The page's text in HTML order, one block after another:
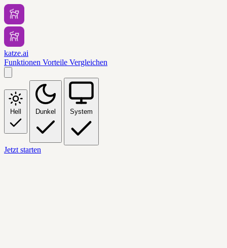
katze.ai
Funktionen Vorteile Vergleichen
Hell Dunkel System
Jetzt starten